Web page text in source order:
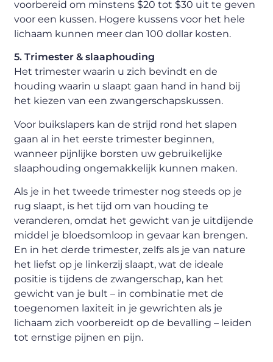
voorbereid om minstens $20 tot $30 uit te geven
voor een kussen. Hogere kussens voor het hele
lichaam kunnen meer dan 100 dollar kosten.
5. Trimester & slaaphouding
Het trimester waarin u zich bevindt en de
houding waarin u slaapt gaan hand in hand bij
het kiezen van een zwangerschapskussen.
Voor buikslapers kan de strijd rond het slapen
gaan al in het eerste trimester beginnen,
wanneer pijnlijke borsten uw gebruikelijke
slaaphouding ongemakkelijk kunnen maken.
Als je in het tweede trimester nog steeds op je
rug slaapt, is het tijd om van houding te
veranderen, omdat het gewicht van je uitdijende
middel je bloedsomloop in gevaar kan brengen.
En in het derde trimester, zelfs als je van nature
het liefst op je linkerzij slaapt, wat de ideale
positie is tijdens de zwangerschap, kan het
gewicht van je bult – in combinatie met de
toegenomen laxiteit in je gewrichten als je
lichaam zich voorbereidt op de bevalling – leiden
tot ernstige pijnen en pijn.